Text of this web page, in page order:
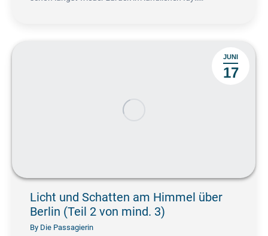
JUNI
17
Licht und Schatten am Himmel über
Berlin (Teil 2 von mind. 3)
By Die Passagierin